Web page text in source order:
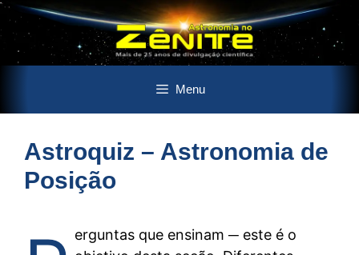
o
conteúdo
Menu
Astroquiz – Astronomia de
Posição
erguntas que ensinam ─ este é o